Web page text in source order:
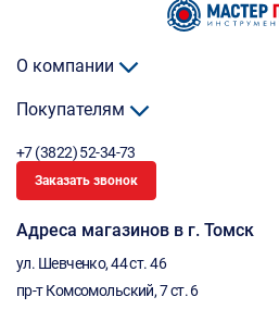
О компании
Покупателям
+7 (3822) 52-34-73
Заказать звонок
Адреса магазинов в г. Томск
ул. Шевченко, 44 ст. 46
пр-т Комсомольский, 7 ст. 6